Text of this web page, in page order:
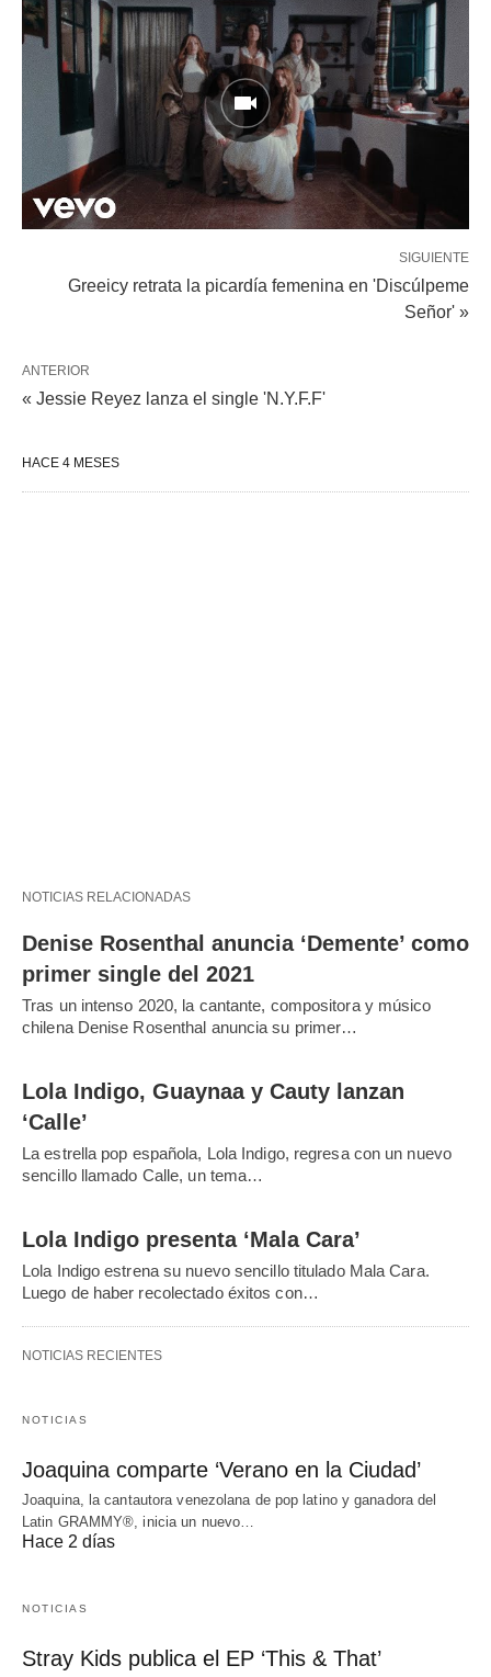
SIGUIENTE
Greeicy retrata la picardía femenina en 'Discúlpeme
Señor' »
ANTERIOR
« Jessie Reyez lanza el single 'N.Y.F.F'
HACE 4 MESES
NOTICIAS RELACIONADAS
Denise Rosenthal anuncia ‘Demente’ como
primer single del 2021
Tras un intenso 2020, la cantante, compositora y músico
chilena Denise Rosenthal anuncia su primer…
Lola Indigo, Guaynaa y Cauty lanzan
‘Calle’
La estrella pop española, Lola Indigo, regresa con un nuevo
sencillo llamado Calle, un tema…
Lola Indigo presenta ‘Mala Cara’
Lola Indigo estrena su nuevo sencillo titulado Mala Cara.
Luego de haber recolectado éxitos con…
NOTICIAS RECIENTES
NOTICIAS
Joaquina comparte ‘Verano en la Ciudad’
Joaquina, la cantautora venezolana de pop latino y ganadora del
Latin GRAMMY®, inicia un nuevo…
Hace 2 días
NOTICIAS
Stray Kids publica el EP ‘This & That’